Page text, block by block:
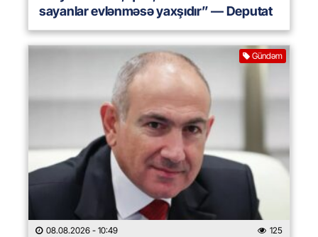
sayanlar evlənməsə yaxşıdır” — Deputat
Gündəm
08.08.2026 - 10:49 125